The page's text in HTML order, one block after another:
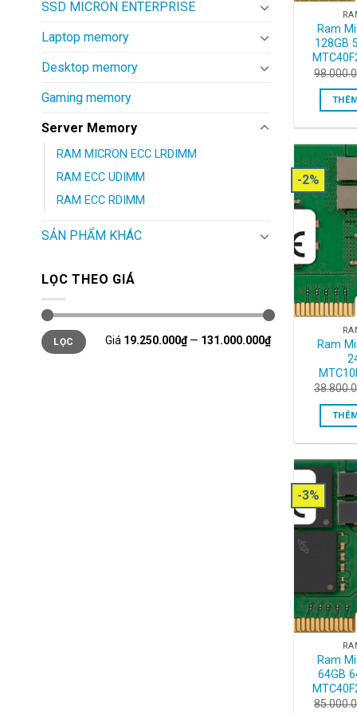
SSD MICRON ENTERPRISE
Laptop memory
Desktop memory
Gaming memory
Server Memory
RAM MICRON ECC LRDIMM
RAM ECC UDIMM
RAM ECC RDIMM
SẢN PHẨM KHÁC
LỌC THEO GIÁ
Giá
thấp
nhất
Giá
cao
nhất
LỌC Giá 19.250.000₫— 131.000.000₫
Ram
128GB
-2%
Ram
-3%
Ram
64GB